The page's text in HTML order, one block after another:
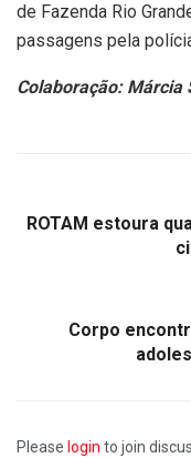
de Fazenda Rio
passagens pela
Colaboração: Márcia
ROTAM estoura
Corpo
Please login to join